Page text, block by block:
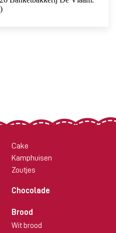
Cake
Kamphuisen
Zoutjes
Chocolade
Brood
Wit brood